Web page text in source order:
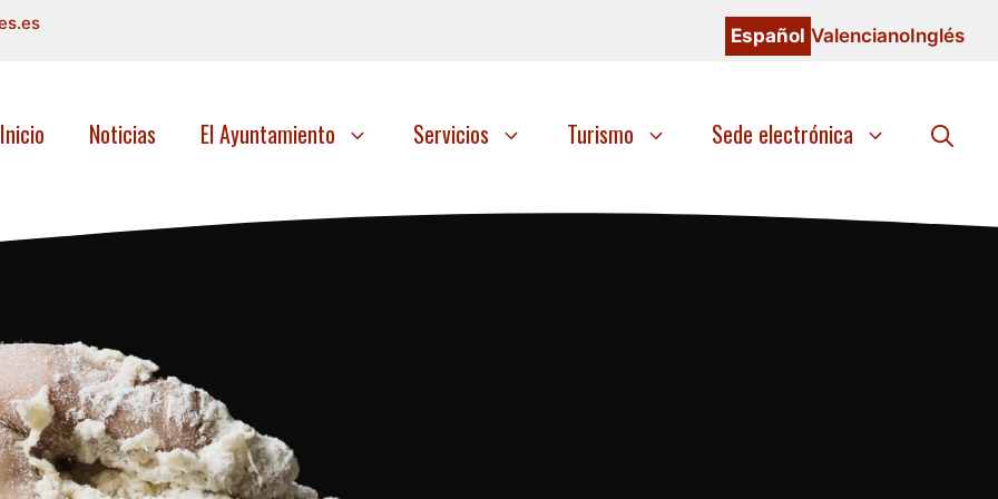
Español ValencianoInglés
Inicio Noticias El Ayuntamiento Servicios Turismo Sede electrónica